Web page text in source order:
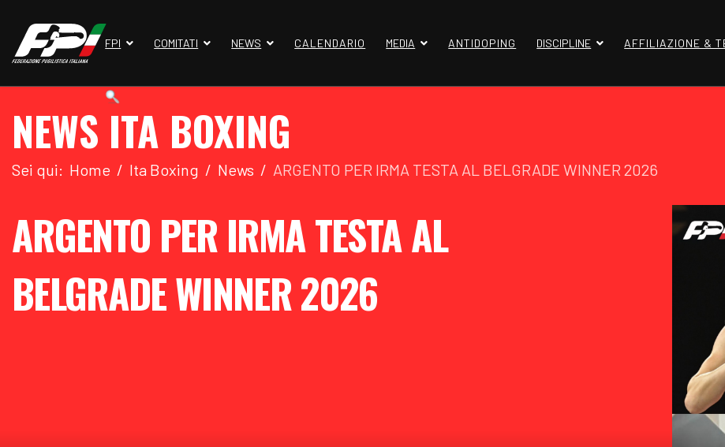
FPI COMITATI NEWS CALENDARIO MEDIA ANTIDOPING DISCIPLINE AFFILIAZIONE &
NEWS ITA BOXING
Sei qui: Home Ita Boxing News ARGENTO PER IRMA TESTA AL BELGRADE WINNER 2026
ARGENTO PER IRMA TESTA AL
BELGRADE WINNER 2026